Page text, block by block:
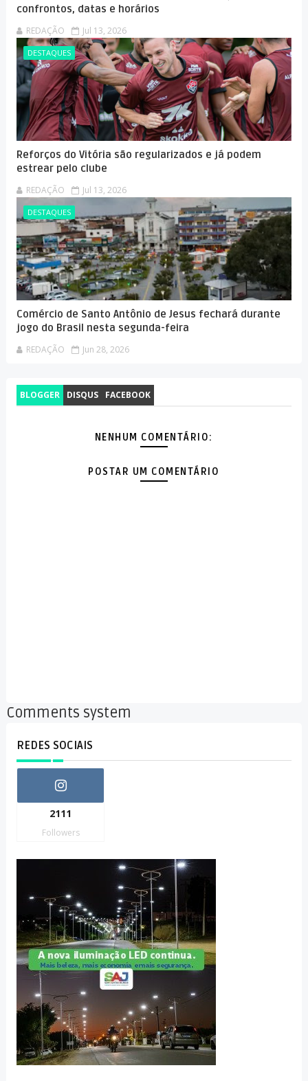
confrontos, datas e horários
REDAÇÃO Jul 13, 2026
DESTAQUES
Reforços do Vitória são regularizados e já podem
estrear pelo clube
REDAÇÃO Jul 13, 2026
DESTAQUES
Comércio de Santo Antônio de Jesus fechará durante
jogo do Brasil nesta segunda-feira
REDAÇÃO Jun 28, 2026
BLOGGER DISQUS FACEBOOK
NENHUM COMENTÁRIO:
POSTAR UM COMENTÁRIO
Comments system
REDES SOCIAIS
2111
Followers